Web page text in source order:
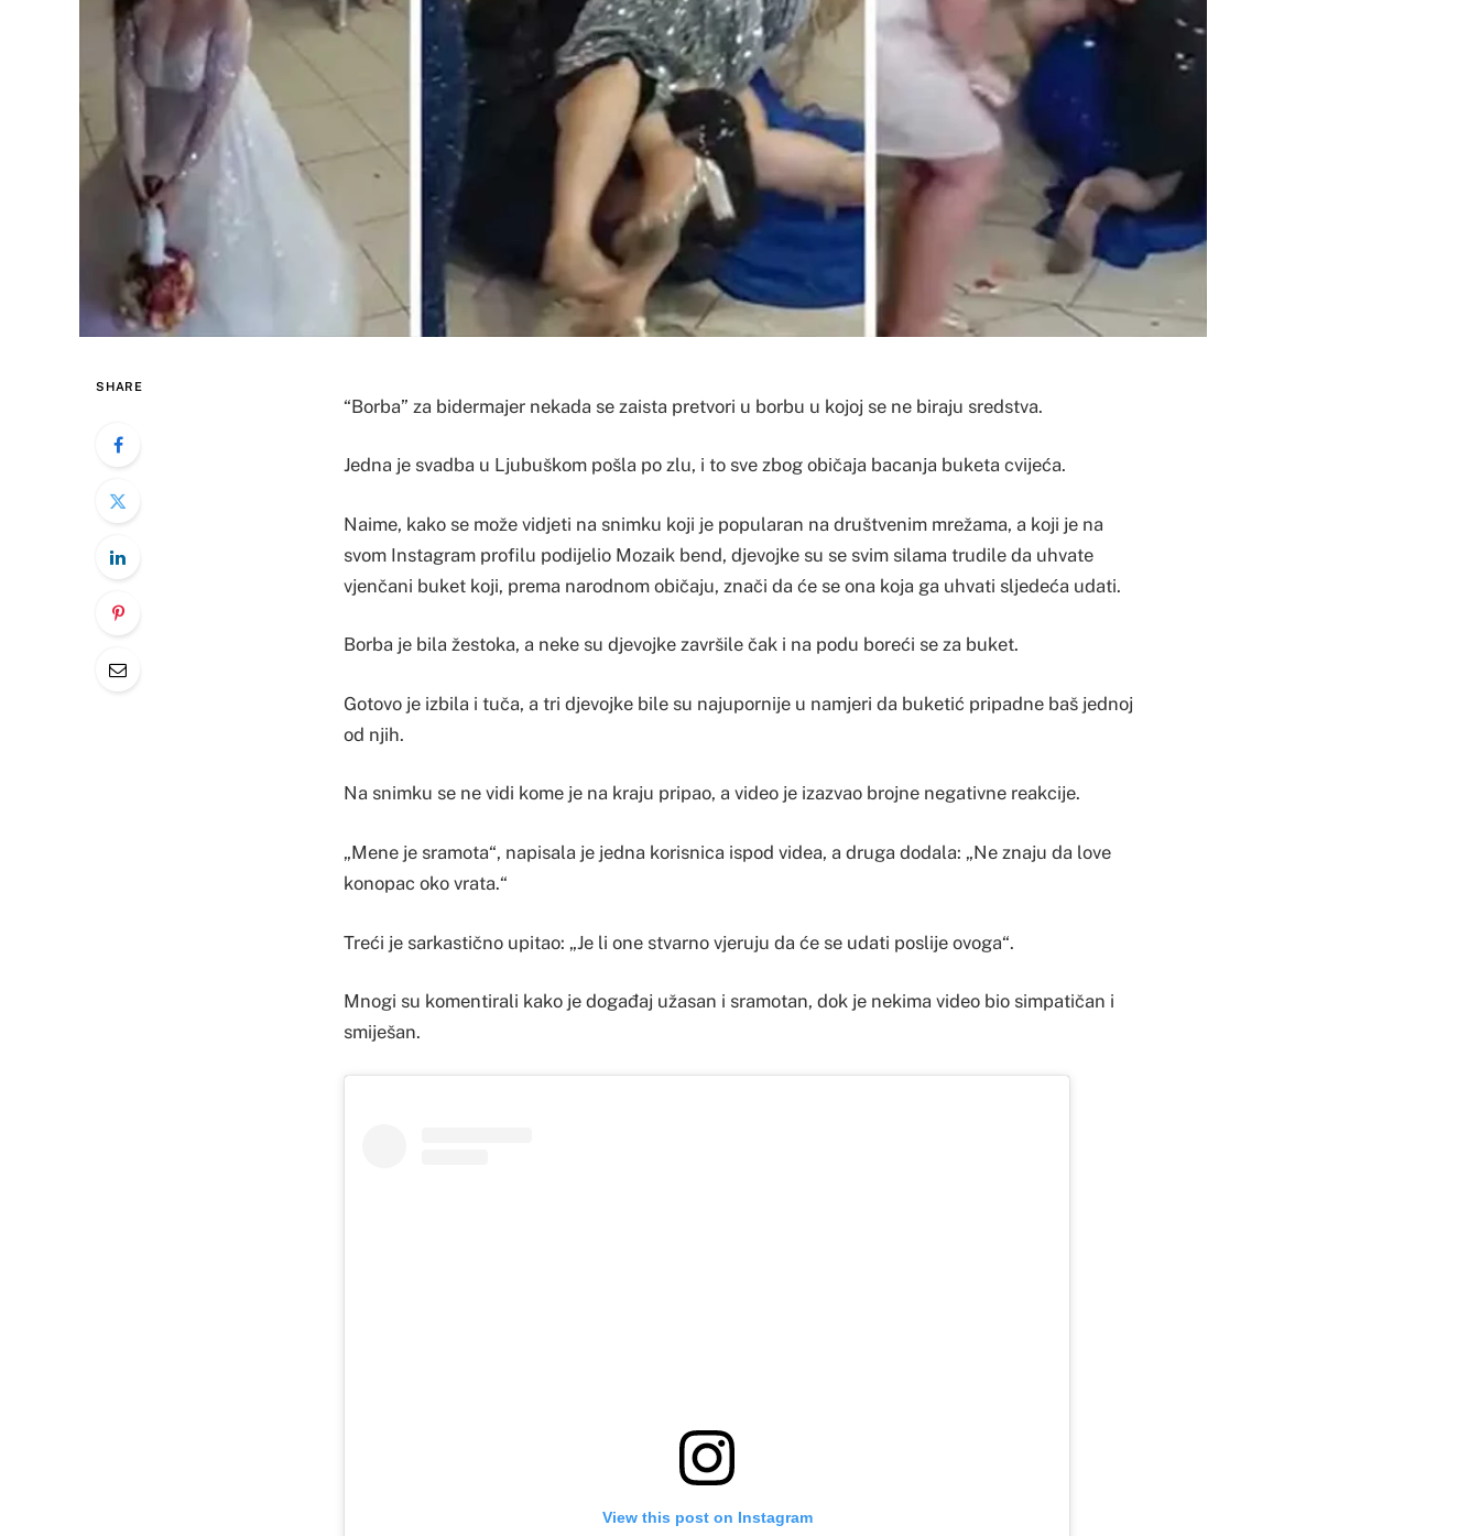
SHARE
“Borba” za bidermajer nekada se zaista pretvori u borbu u kojoj se ne biraju sredstva.
Jedna je svadba u Ljubuškom pošla po zlu, i to sve zbog običaja bacanja buketa cvijeća.
Naime, kako se može vidjeti na snimku koji je popularan na društvenim mrežama, a koji je na
svom Instagram profilu podijelio Mozaik bend, djevojke su se svim silama trudile da uhvate
vjenčani buket koji, prema narodnom običaju, znači da će se ona koja ga uhvati sljedeća udati.
Borba je bila žestoka, a neke su djevojke završile čak i na podu boreći se za buket.
Gotovo je izbila i tuča, a tri djevojke bile su najupornije u namjeri da buketić pripadne baš jednoj
od njih.
Na snimku se ne vidi kome je na kraju pripao, a video je izazvao brojne negativne reakcije.
„Mene je sramota“, napisala je jedna korisnica ispod videa, a druga dodala: „Ne znaju da love
konopac oko vrata.“
Treći je sarkastično upitao: „Je li one stvarno vjeruju da će se udati poslije ovoga“.
Mnogi su komentirali kako je događaj užasan i sramotan, dok je nekima video bio simpatičan i
smiješan.
View this post on Instagram